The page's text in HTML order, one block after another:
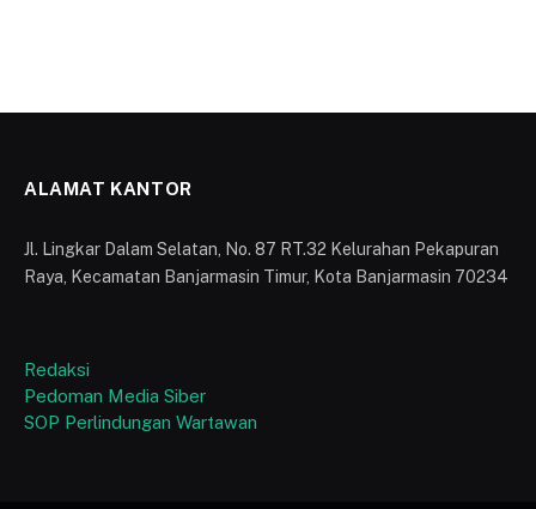
ALAMAT KANTOR
Jl. Lingkar Dalam Selatan, No. 87 RT.32 Kelurahan Pekapuran
Raya, Kecamatan Banjarmasin Timur, Kota Banjarmasin 70234
Redaksi
Pedoman Media Siber
SOP Perlindungan Wartawan